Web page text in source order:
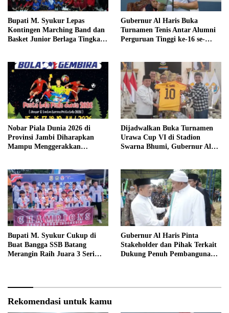
Bupati M. Syukur Lepas
Kontingen Marching Band dan
Basket Junior Berlaga Tingkat
Gubernur Al Haris Buka
Turnamen Tenis Antar Alumni
Perguruan Tinggi ke-16 se-
Nobar Piala Dunia 2026 di
Provinsi Jambi Diharapkan
Mampu Menggerakkan
Dijadwalkan Buka Turnamen
Urawa Cup VI di Stadion
Swarna Bhumi, Gubernur Al
Bupati M. Syukur Cukup di
Buat Bangga SSB Batang
Merangin Raih Juara 3 Seri
Gubernur Al Haris Pinta
Stakeholder dan Pihak Terkait
Dukung Penuh Pembangunan
Rekomendasi untuk kamu